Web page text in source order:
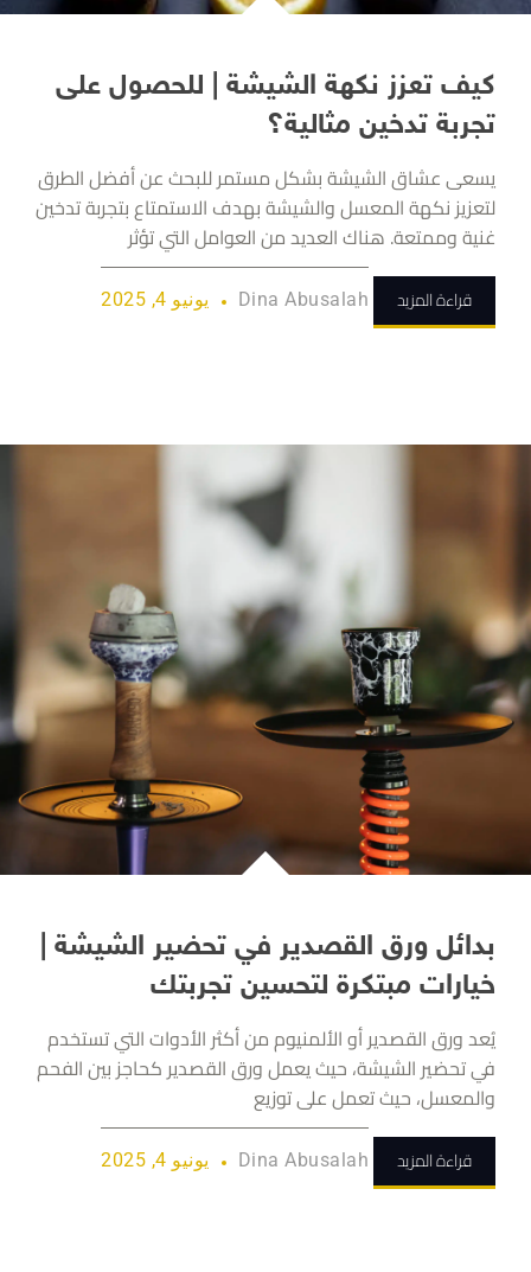
كيف تعزز نكهة الشيشة | للحصول على
تجربة تدخين مثالية؟
يسعى عشاق الشيشة بشكل مستمر للبحث عن أفضل الطرق
لتعزيز نكهة المعسل والشيشة بهدف الاستمتاع بتجربة تدخين
غنية وممتعة. هناك العديد من العوامل التي تؤثر
قراءة المزيد Dina Abusalah يونيو 4, 2025
بدائل ورق القصدير في تحضير الشيشة |
خيارات مبتكرة لتحسين تجربتك
يُعد ورق القصدير أو الألمنيوم من أكثر الأدوات التي تستخدم
في تحضير الشيشة، حيث يعمل ورق القصدير كحاجز بين الفحم
والمعسل، حيث تعمل على توزيع
قراءة المزيد Dina Abusalah يونيو 4, 2025